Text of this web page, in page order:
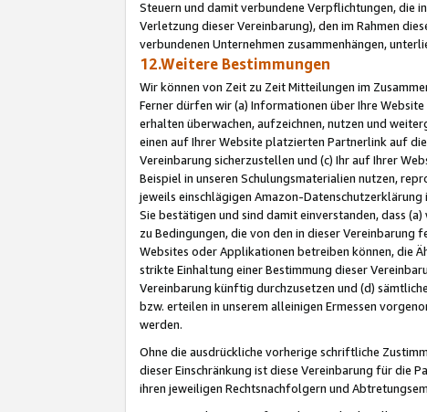
Steuern und damit verbundene Verpflichtungen, die
Verletzung dieser Vereinbarung), den im Rahmen
verbundenen Unternehmen zusammenhängen,
12.Weitere Bestimmungen
Wir können von Zeit zu Zeit Mitteilungen im
Ferner dürfen wir (a) Informationen über Ihre
erhalten überwachen, aufzeichnen, nutzen und
einen auf Ihrer Website platzierten Partnerlink auf
Vereinbarung sicherzustellen und (c) Ihr auf Ihrer
Beispiel in unseren Schulungsmaterialien nutzen,
jeweils einschlägigen Amazon-Datenschutzerklärung
Sie bestätigen und sind damit einverstanden, dass
zu Bedingungen, die von den in dieser
Websites oder Applikationen betreiben können, die
strikte Einhaltung einer Bestimmung dieser
Vereinbarung künftig durchzusetzen und (d)
bzw. erteilen in unserem alleinigen Ermessen
werden.
Ohne die ausdrückliche vorherige schriftliche
dieser Einschränkung ist diese Vereinbarung für die
ihren jeweiligen Rechtsnachfolgern und